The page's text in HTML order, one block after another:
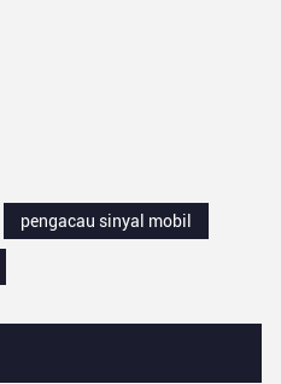
pengacau sinyal mobil